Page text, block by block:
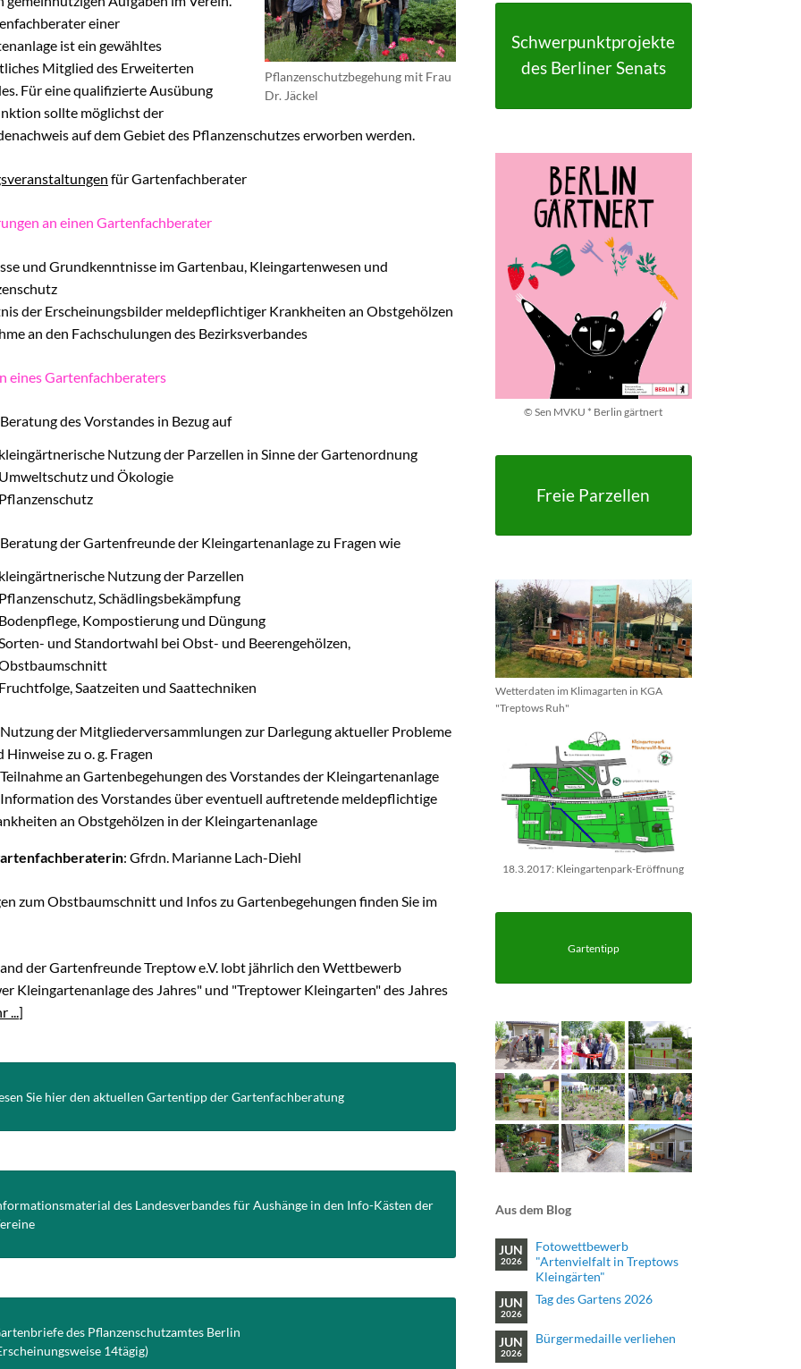
Schöneweide
Newsletter
Links
Suche
Pflanzenschutzbegehung mit Frau
Dr. Jäckel
einer
ist ein gewähltes
Mitglied des Erweiterten
Für eine qualifizierte Ausübung
sollte möglichst der
auf dem Gebiet des Pflanzenschutzes erworben werden.
für Gartenfachberater
an einen Gartenfachberater
und Grundkenntnisse im Gartenbau, Kleingartenwesen und
der Erscheinungsbilder meldepflichtiger Krankheiten an Obstgehölzen
an den Fachschulungen des Bezirksverbandes
eines Gartenfachberaters
Beratung des Vorstandes in Bezug auf
Nutzung der Parzellen in Sinne der Gartenordnung
und Ökologie
Beratung der Gartenfreunde der Kleingartenanlage zu Fragen wie
Nutzung der Parzellen
Schädlingsbekämpfung
Kompostierung und Düngung
und Standortwahl bei Obst- und Beerengehölzen,
Saatzeiten und Saattechniken
Nutzung der Mitgliederversammlungen zur Darlegung aktueller Probleme
Hinweise zu o. g. Fragen
Teilnahme an Gartenbegehungen des Vorstandes der Kleingartenanlage
Information des Vorstandes über eventuell auftretende meldepflichtige
an Obstgehölzen in der Kleingartenanlage
: Gfrdn. Marianne Lach-Diehl
zum Obstbaumschnitt und Infos zu Gartenbegehungen finden Sie im
der Gartenfreunde Treptow e.V. lobt jährlich den Wettbewerb
Kleingartenanlage des Jahres" und "Treptower Kleingarten" des Jahres
...]
Sie hier den aktuellen Gartentipp der Gartenfachberatung
des Landesverbandes für Aushänge in den Info-Kästen der
des Pflanzenschutzamtes Berlin
14tägig)
Schwerpunktprojekte
des Berliner Senats
© Sen MVKU * Berlin gärtnert
Freie Parzellen
Wetterdaten im Klimagarten in KGA
"Treptows Ruh"
18.3.2017: Kleingartenpark-Eröffnung
Gartentipp
Aus dem Blog
JUN
2026
Fotowettbewerb
"Artenvielfalt in Treptows
Kleingärten"
JUN
2026
Tag des Gartens 2026
JUN
2026
Bürgermedaille verliehen